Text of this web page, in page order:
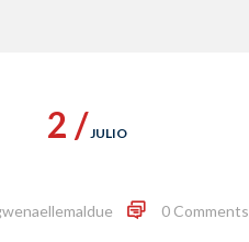
2 /JULIO
0 Comments